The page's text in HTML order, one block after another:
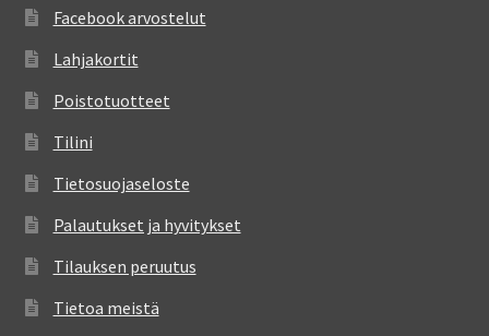
Facebook arvostelut
Lahjakortit
Poistotuotteet
Tilini
Tietosuojaseloste
Palautukset ja hyvitykset
Tilauksen peruutus
Tietoa meistä